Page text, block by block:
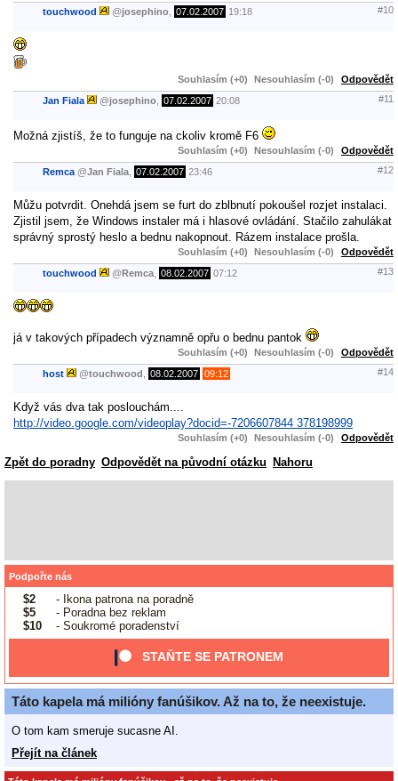
touchwood @josephino 07.02.2007 19:18 #10
Souhlasím (+0) Nesouhlasím (-0) Odpovědět
Jan Fiala @josephino 07.02.2007 20:08 #11
Možná zjistíš, že to funguje na ckoliv kromě F6
Souhlasím (+0) Nesouhlasím (-0) Odpovědět
Remca @Jan Fiala 07.02.2007 23:46 #12
Můžu potvrdit. Onehdá jsem se furt do zblbnutí pokoušel rozjet instalaci.
Zjistil jsem, že Windows instaler má i hlasové ovládání. Stačilo zahulákat
správný sprostý heslo a bednu nakopnout. Rázem instalace prošla.
Souhlasím (+0) Nesouhlasím (-0) Odpovědět
touchwood @Remca 08.02.2007 07:12 #13
já v takových případech významně opřu o bednu pantok
Souhlasím (+0) Nesouhlasím (-0) Odpovědět
host @touchwood 08.02.2007 09:12 #14
Když vás dva tak poslouchám....
http://video.google.com/videoplay?docid=-7206607844 378198999
Souhlasím (+0) Nesouhlasím (-0) Odpovědět
Zpět do poradny Odpovědět na původní otázku Nahoru
Podpořte nás
$2
- Ikona patrona na poradně
$5
- Poradna bez reklam
$10
- Soukromé poradenství
STAŇTE SE PATRONEM
Táto kapela má milióny fanúšikov. Až na to, že neexistuje.
O tom kam smeruje sucasne AI.
Přejít na článek